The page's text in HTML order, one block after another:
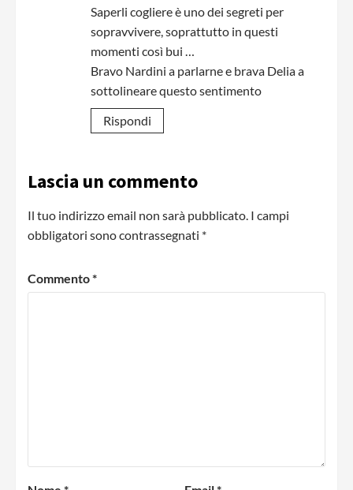
Saperli cogliere è uno dei segreti per
sopravvivere, soprattutto in questi
momenti così bui …
Bravo Nardini a parlarne e brava Delia a
sottolineare questo sentimento
Rispondi
Lascia un commento
Il tuo indirizzo email non sarà pubblicato. I campi
obbligatori sono contrassegnati *
Commento*